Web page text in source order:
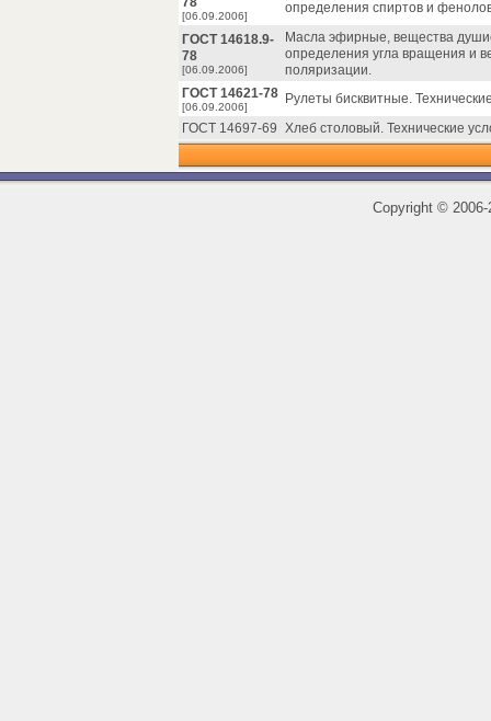
[06.09.2006]
определения спиртов и
ГОСТ 14618.9-
78
[06.09.2006]
Масла эфирные, вещества
определения угла вращения и
поляризации.
ГОСТ 14621-78
[06.09.2006]
Рулеты бисквитные.
ГОСТ 14697-69 Хлеб столовый. Технические
Copyright ©